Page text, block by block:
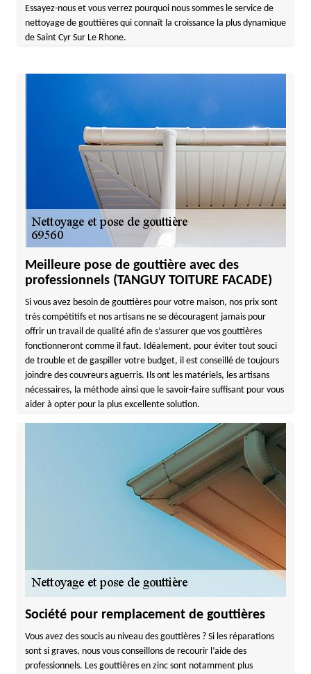
Essayez-nous et vous verrez pourquoi nous sommes le service de
nettoyage de gouttières qui connaît la croissance la plus dynamique
de Saint Cyr Sur Le Rhone.
Meilleure pose de gouttière avec des
professionnels (TANGUY TOITURE FACADE)
Si vous avez besoin de gouttières pour votre maison, nos prix sont
très compétitifs et nos artisans ne se découragent jamais pour
offrir un travail de qualité afin de s’assurer que vos gouttières
fonctionneront comme il faut. Idéalement, pour éviter tout souci
de trouble et de gaspiller votre budget, il est conseillé de toujours
joindre des couvreurs aguerris. Ils ont les matériels, les artisans
nécessaires, la méthode ainsi que le savoir-faire suffisant pour vous
aider à opter pour la plus excellente solution.
Société pour remplacement de gouttières
Vous avez des soucis au niveau des gouttières ? Si les réparations
sont si graves, nous vous conseillons de recourir l’aide des
professionnels. Les gouttières en zinc sont notamment plus